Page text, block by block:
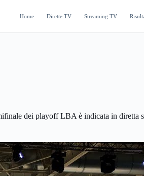
Home Dirette TV Streaming TV
dei playoff LBA è indicata in